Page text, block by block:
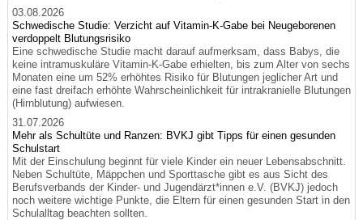
03.08.2026
Schwedische Studie: Verzicht auf Vitamin-K-Gabe bei Neugeborenen
verdoppelt Blutungsrisiko
Eine schwedische Studie macht darauf aufmerksam, dass Babys, die
keine intramuskuläre Vitamin-K-Gabe erhielten, bis zum Alter von sechs
Monaten eine um 52% erhöhtes Risiko für Blutungen jeglicher Art und
eine fast dreifach erhöhte Wahrscheinlichkeit für intrakranielle Blutungen
(Hirnblutung) aufwiesen.
31.07.2026
Mehr als Schultüte und Ranzen: BVKJ gibt Tipps für einen gesunden
Schulstart
Mit der Einschulung beginnt für viele Kinder ein neuer Lebensabschnitt.
Neben Schultüte, Mäppchen und Sporttasche gibt es aus Sicht des
Berufsverbands der Kinder- und Jugendärzt*innen e.V. (BVKJ) jedoch
noch weitere wichtige Punkte, die Eltern für einen gesunden Start in den
Schulalltag beachten sollten.